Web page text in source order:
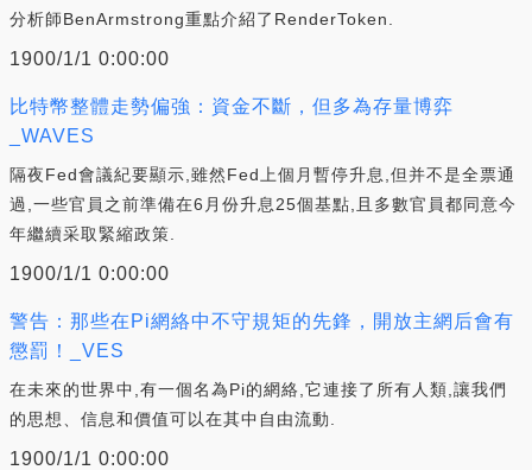
分析師BenArmstrong重點介紹了RenderToken.
1900/1/1 0:00:00
比特幣整體走勢偏強：資金不斷，但多為存量博弈
_WAVES
隔夜Fed會議紀要顯示,雖然Fed上個月暫停升息,但并不是全票通
過,一些官員之前準備在6月份升息25個基點,且多數官員都同意今
年繼續采取緊縮政策.
1900/1/1 0:00:00
警告：那些在Pi網絡中不守規矩的先鋒，開放主網后會有
懲罰！_VES
在未來的世界中,有一個名為Pi的網絡,它連接了所有人類,讓我們
的思想、信息和價值可以在其中自由流動.
1900/1/1 0:00:00